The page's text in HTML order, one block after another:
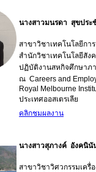
นางสาวมนรดา สุขประ
สาขาวิชาเทคโนโลยีกา
สำนักวิชาเทคโนโลยีสัง
ปฏิบัติงานสหกิจศึกษาภ
ณ Careers and
Royal Melbourne
ประเทศออสเตรเลีย
คลิกชมผลงาน
นางสาวสุภางค์ อังคนินั
สาขาวิชาวิศวกรรมเครื่